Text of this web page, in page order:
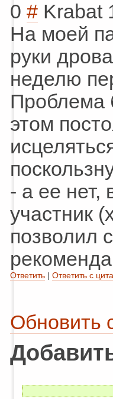
0 # Krabat
На моей
руки
неделю
Проблема
этом
- а ее нет,
участник
позволил
Ответить | Ответить с
Обновить